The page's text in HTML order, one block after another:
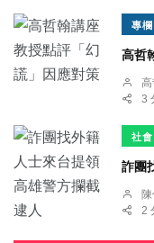
專欄
高哲
高
3
社會
詐團
2